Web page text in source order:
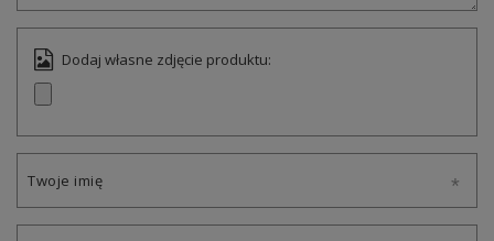
Dodaj własne zdjęcie produktu:
Twoje imię